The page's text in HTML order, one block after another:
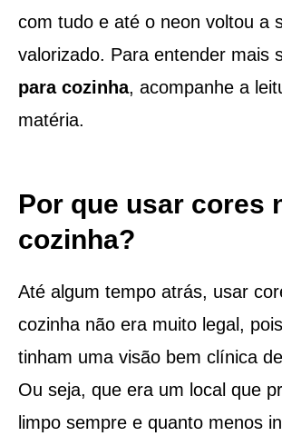
com tudo e até o neon voltou a
valorizado. Para entender mais
para cozinha, acompanhe a
matéria.
Por que usar cores
cozinha?
Até algum tempo atrás, usar
cozinha não era muito legal,
tinham uma visão bem clínica
Ou seja, que era um local que
limpo sempre e quanto menos